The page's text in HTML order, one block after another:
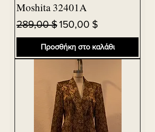
Moshita 32401A
Κανονική τιμή
289,00 $Τιμή Έκπτωσης
150,00 $
Προσθήκη στο καλάθι